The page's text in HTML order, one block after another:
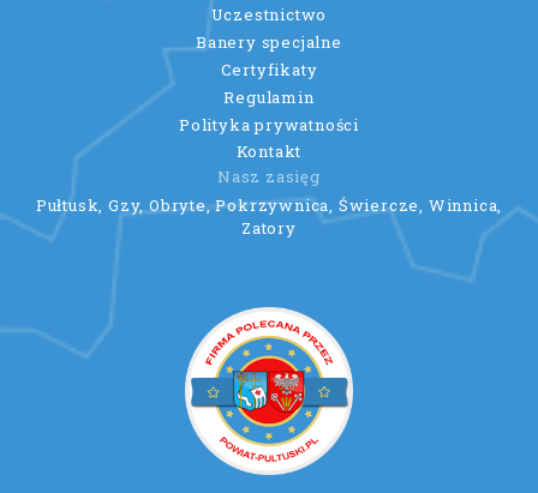
Uczestnictwo
Banery specjalne
Certyfikaty
Regulamin
Polityka prywatności
Kontakt
Nasz zasięg
Pułtusk, Gzy, Obryte, Pokrzywnica, Świercze, Winnica,
Zatory